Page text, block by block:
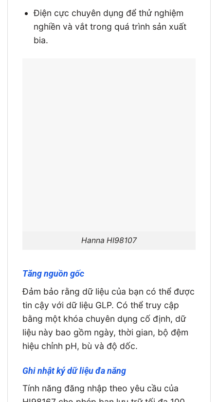
Điện cực chuyên dụng để thử nghiệm
nghiền và vắt trong quá trình sản xuất
bia.
Hanna HI98107
Tăng nguồn gốc
Đảm bảo rằng dữ liệu của bạn có thể được
tin cậy với dữ liệu GLP. Có thể truy cập
bằng một khóa chuyên dụng cố định, dữ
liệu này bao gồm ngày, thời gian, bộ đệm
hiệu chỉnh pH, ​​bù và độ dốc.
Ghi nhật ký dữ liệu đa năng
Tính năng đăng nhập theo yêu cầu của